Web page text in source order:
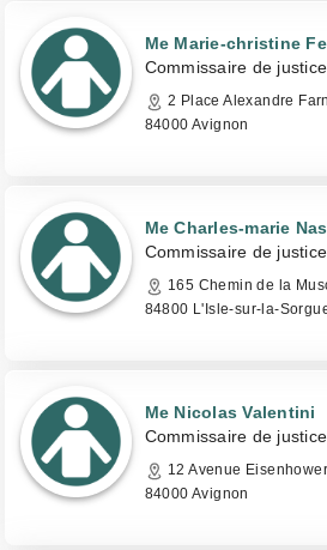
Me Marie-christine
Commissaire de justice
2 Place Alexandre
84000 Avignon
Me Charles-marie
Commissaire de justice
165 Chemin de la
84800 L'Isle-sur-la-
Me Nicolas Valentini
Commissaire de justice
12 Avenue Eisenhower
84000 Avignon